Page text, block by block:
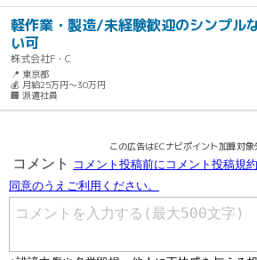
軽作業・製造/未経験歓迎のシンプル
い可
株式会社F・C
📍 東京都
💰 月給25万円～30万円
🏢 派遣社員
この広告はECナビポイント加算対象